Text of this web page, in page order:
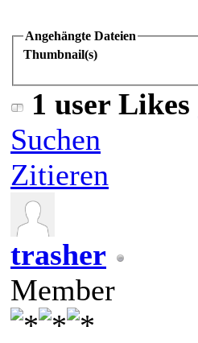
Angehängte Dateien
Thumbnail(s)
1 user Likes
Suchen
Zitieren
trasher
Member